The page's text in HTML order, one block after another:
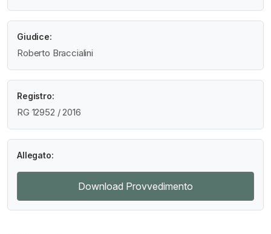
Giudice:
Roberto Braccialini
Registro:
RG 12952 / 2016
Allegato:
Download Provvedimento